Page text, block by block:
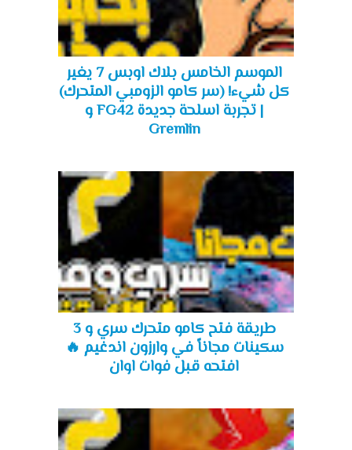
الموسم الخامس بلاك اوبس 7 يغير
كل شيء! (سر كامو الزومبي المتحرك)
| تجربة اسلحة جديدة FG42 و
Gremlin
طريقة فتح كامو متحرك سري و 3
سكينات مجاناً في وارزون اندغيم 🔥
افتحه قبل فوات اوان